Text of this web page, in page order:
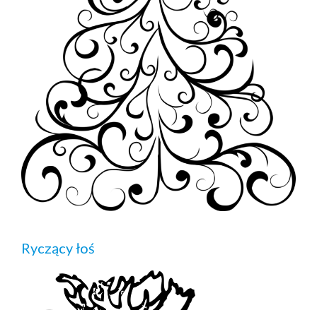
Ryczący łoś